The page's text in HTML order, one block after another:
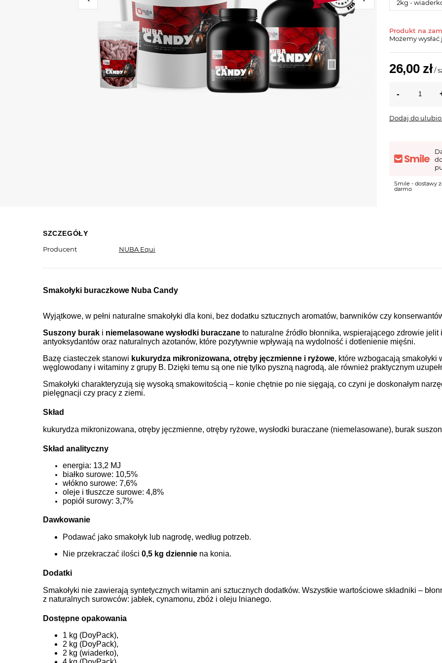
2kg -
Produkt na
Możemy wysłać
26,00 zł /
Dodaj do
Smile - dostawy
darmo
SZCZEGÓŁY
Producent
NUBA Equi
Smakołyki buraczkowe Nuba Candy
Wyjątkowe, w pełni naturalne smakołyki dla koni, bez dodatku sztucznych aromatów, barwników czy
Suszony burak i niemelasowane wysłodki buraczane to naturalne źródło błonnika, wspierającego zdrowie
antyoksydantów oraz naturalnych azotanów, które pozytywnie wpływają na wydolność i dotlenienie mięśni.
Bazę ciasteczek stanowi kukurydza mikronizowana, otręby jęczmienne i ryżowe, które wzbogacają
węglowodany i witaminy z grupy B. Dzięki temu są one nie tylko pyszną nagrodą, ale również praktycznym
Smakołyki charakteryzują się wysoką smakowitością – konie chętnie po nie sięgają, co czyni je doskonałym
pielęgnacji czy pracy z ziemi.
Skład
kukurydza mikronizowana, otręby jęczmienne, otręby ryżowe, wysłodki buraczane (niemelasowane), burak
Skład analityczny
energia: 13,2 MJ
białko surowe: 10,5%
włókno surowe: 7,6%
oleje i tłuszcze surowe: 4,8%
popiół surowy: 3,7%
Dawkowanie
Podawać jako smakołyk lub nagrodę, według potrzeb.
Nie przekraczać ilości 0,5 kg dziennie na konia.
Dodatki
Smakołyki nie zawierają syntetycznych witamin ani sztucznych dodatków. Wszystkie wartościowe składniki –
z naturalnych surowców: jabłek, cynamonu, zbóż i oleju lnianego.
Dostępne opakowania
1 kg (DoyPack),
2 kg (DoyPack),
2 kg (wiaderko),